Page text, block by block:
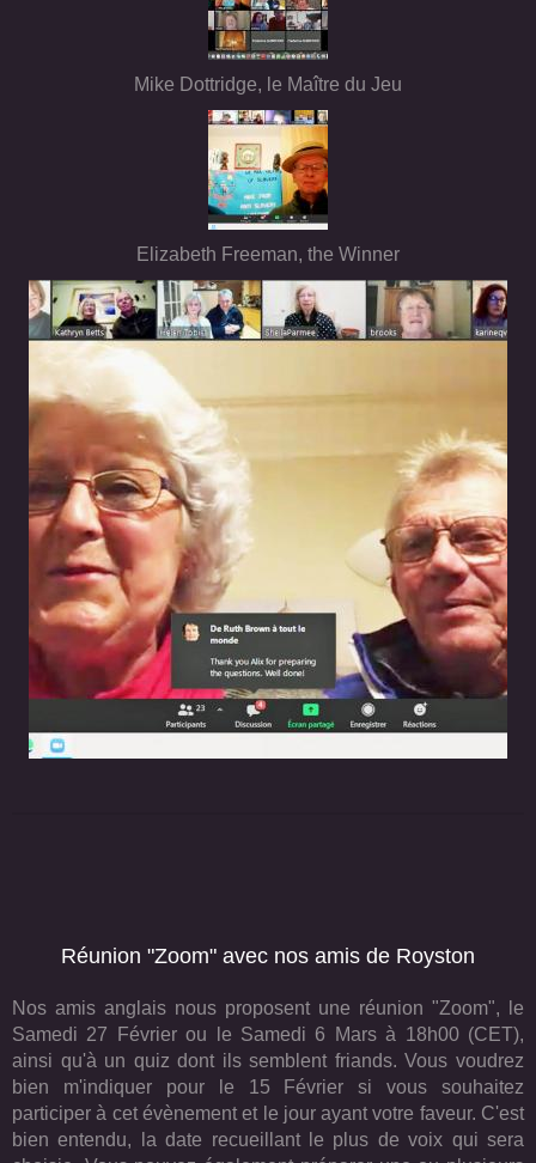
Mike Dottridge, le Maître du Jeu
Elizabeth Freeman, the Winner
Réunion "Zoom" avec nos amis de Royston
Nos amis anglais nous proposent une réunion "Zoom", le
Samedi 27 Février ou le Samedi 6 Mars à 18h00 (CET),
ainsi qu'à un quiz dont ils semblent friands. Vous voudrez
bien m'indiquer pour le 15 Février si vous souhaitez
participer à cet évènement et le jour ayant votre faveur. C'est
bien entendu, la date recueillant le plus de voix qui sera